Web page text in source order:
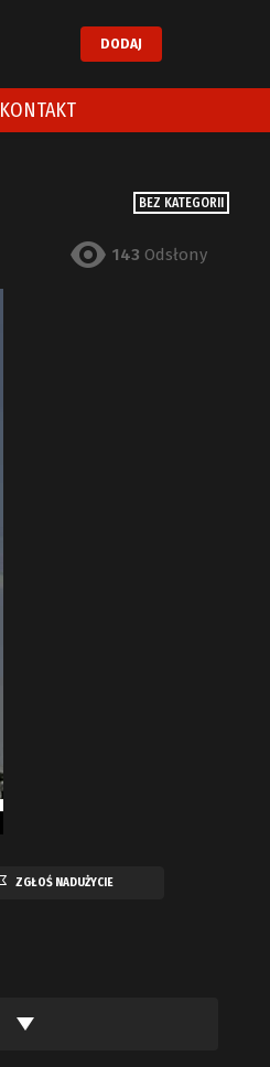
DODAJ
KONTAKT
BEZ KATEGORII
143 Odsłony
ZGŁOŚ NADUŻYCIE